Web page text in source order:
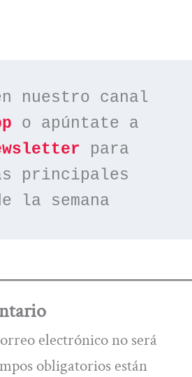
nuestro canal
o apúntate a
para
principales
la semana
electrónico no será
obligatorios están